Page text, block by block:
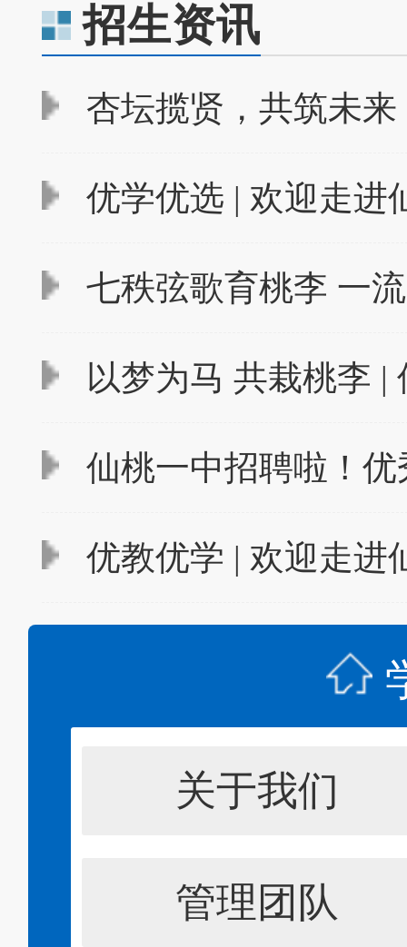
招生资讯
杏坛揽贤，共筑未来
优学优选 | 欢迎走进
七秩弦歌育桃李 一
以梦为马 共栽桃李 |
仙桃一中招聘啦！优
优教优学 | 欢迎走进
关于我们
管理团队